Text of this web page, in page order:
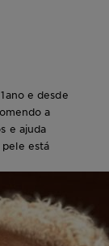
e desde
a
e ajuda
está